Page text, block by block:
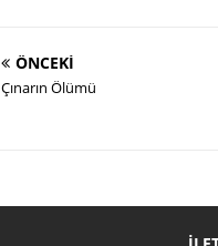
ÖNCEKI
Çınarın Ölümü